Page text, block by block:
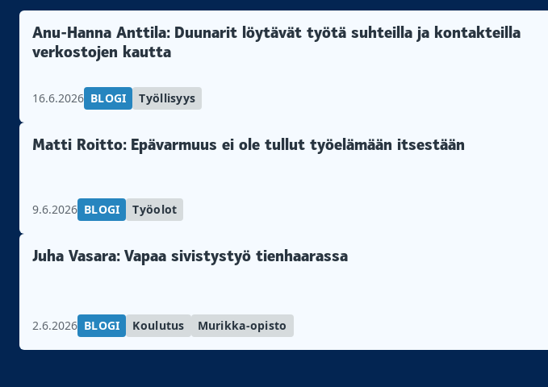
Anu-Hanna Anttila: Duunarit löytävät työtä suhteilla ja kontakteilla
verkostojen kautta
16.6.2026 BLOGI Työllisyys
Matti Roitto: Epävarmuus ei ole tullut työelämään itsestään
9.6.2026 BLOGI Työolot
Juha Vasara: Vapaa sivistystyö tienhaarassa
2.6.2026 BLOGI Koulutus Murikka-opisto